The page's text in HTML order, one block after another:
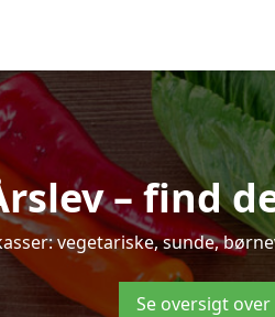
– find
vegetariske, sunde,
Se oversigt